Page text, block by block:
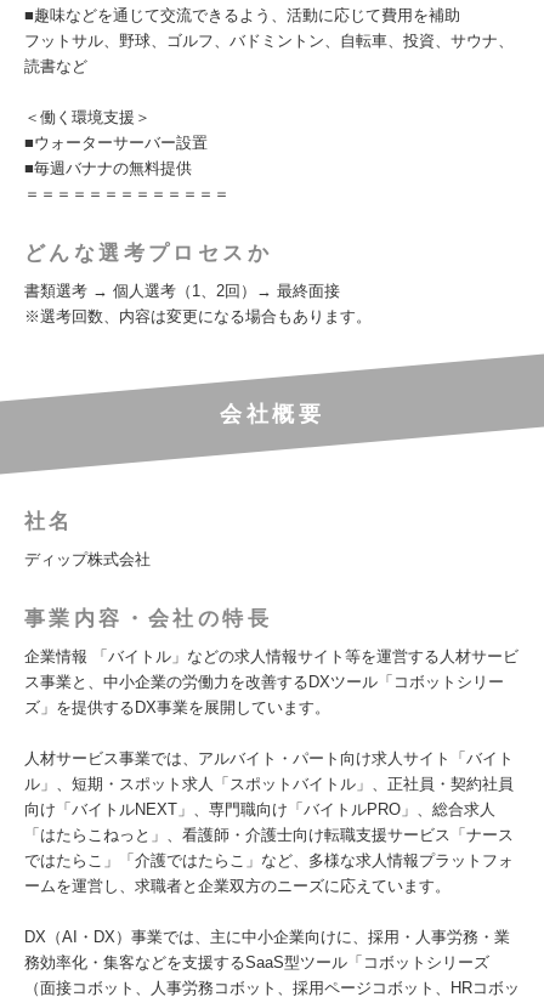
■趣味などを通じて交流できるよう、活動に応じて費用を補助
フットサル、野球、ゴルフ、バドミントン、自転車、投資、サウナ、
読書など
＜働く環境支援＞
■ウォーターサーバー設置
■毎週バナナの無料提供
＝＝＝＝＝＝＝＝＝＝＝＝＝
どんな選考プロセスか
書類選考 → 個人選考（1、2回）→ 最終面接
※選考回数、内容は変更になる場合もあります。
会社概要
社名
ディップ株式会社
事業内容・会社の特長
企業情報 「バイトル」などの求人情報サイト等を運営する人材サービ
ス事業と、中小企業の労働力を改善するDXツール「コボットシリー
ズ」を提供するDX事業を展開しています。
人材サービス事業では、アルバイト・パート向け求人サイト「バイト
ル」、短期・スポット求人「スポットバイトル」、正社員・契約社員
向け「バイトルNEXT」、専門職向け「バイトルPRO」、総合求人
「はたらこねっと」、看護師・介護士向け転職支援サービス「ナース
ではたらこ」「介護ではたらこ」など、多様な求人情報プラットフォ
ームを運営し、求職者と企業双方のニーズに応えています。
DX（AI・DX）事業では、主に中小企業向けに、採用・人事労務・業
務効率化・集客などを支援するSaaS型ツール「コボットシリーズ
（面接コボット、人事労務コボット、採用ページコボット、HRコボッ